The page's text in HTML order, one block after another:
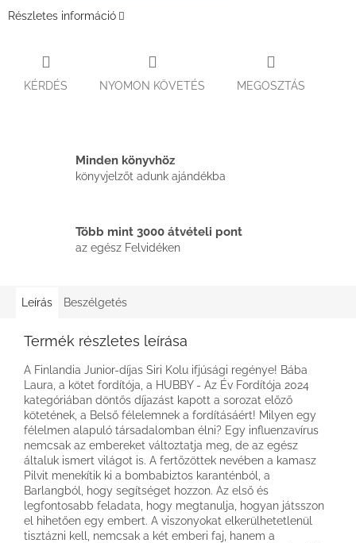
Részletes információ
KÉRDÉS NYOMON KÖVETÉS MEGOSZTÁS
Minden könyvhöz
könyvjelzőt adunk ajándékba
Több mint 3000 átvételi pont
az egész Felvidéken
Leírás Beszélgetés
Termék részletes leírása
A Finlandia Junior-díjas Siri Kolu ifjúsági regénye! Bába
Laura, a kötet fordítója, a HUBBY - Az Év Fordítója 2024
kategóriában döntős díjazást kapott a sorozat előző
kötetének, a Belső félelemnek a fordításáért! Milyen egy
félelmen alapuló társadalomban élni? Egy influenzavírus
nemcsak az embereket változtatja meg, de az egész
általuk ismert világot is. A fertőzöttek nevében a kamasz
Pilvit menekítik ki a bombabiztos karanténból, a
Barlangból, hogy segítséget hozzon. Az első és
legfontosabb feladata, hogy megtanulja, hogyan játsszon
el hihetően egy embert. A viszonyokat elkerülhetetlenül
tisztázni kell, nemcsak a két emberi faj, hanem a